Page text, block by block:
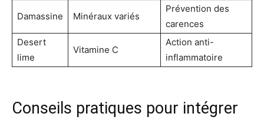
Damassine Minéraux variés
Prévention des
carences
Desert
lime
Vitamine C
Action anti-
inflammatoire
Conseils pratiques pour intégrer